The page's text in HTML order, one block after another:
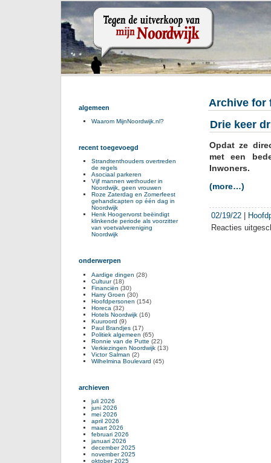
Archive for
Drie keer
Opdat ze
met een
Inwoners.
(more…)
02/19/22
Reacties
algemeen
Waarom MijnNoordwijk.nl?
recent toegevoegd
Strandtenthouders overtreden
de regels
Asociaal parkeren
Vijf mannen wethouder in
Noordwijk, geen vrouwen
Roze Zaterdag en Zomerfeest
gehandicapten op één dag in
Noordwijk
Henk Hoogervorst beëindigt
klinkende periode als voorzitter
van voetvalvereniging
Noordwijk
onderwerpen
Aardige dingen (28)
Cultuur(18)
Financiën (30)
Harry Groen (30)
Hoofdpersonen (154)
Horeca (32)
Hotels Noordwijk (16)
Kuuroord (9)
Paul Brandjes (17)
Politiek algemeen (65)
Ronnie van de Putte (22)
Verkiezingen Noordwijk (13)
Victor Salman (2)
Wilhelmina Boulevard (45)
archieven
juli 2026
juni 2026
mei 2026
april 2026
maart 2026
februari 2026
januari 2026
december 2025
november 2025
oktober 2025